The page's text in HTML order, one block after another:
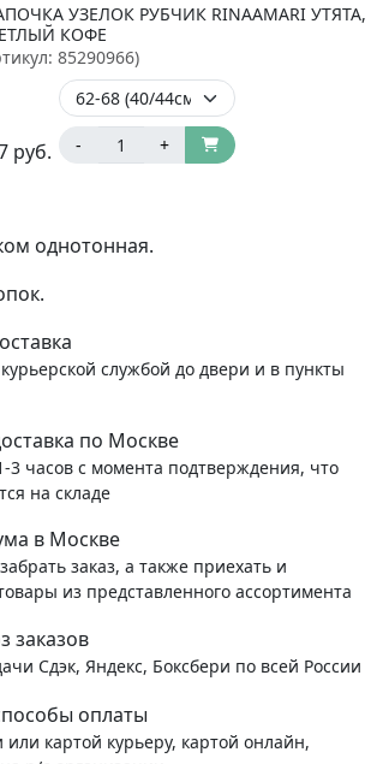
УЗЕЛОК РУБЧИК RINAAMARI УТЯТА,
КОФЕ
85290966)
руб. - +
однотонная.
службой до двери и в пункты
по Москве
3 часов с момента подтверждения, что
на складе
в Москве
заказ, а также приехать и
из представленного ассортимента
заказов
Сдэк, Яндекс, Боксбери по всей России
оплаты
картой курьеру, картой онлайн,